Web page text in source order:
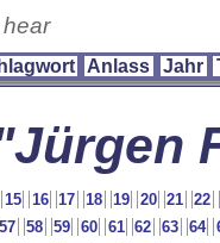
Anlass Jahr
Jürgen
15 16 17 18 19 20 21
22
57 58 59 60 61 62 63 64